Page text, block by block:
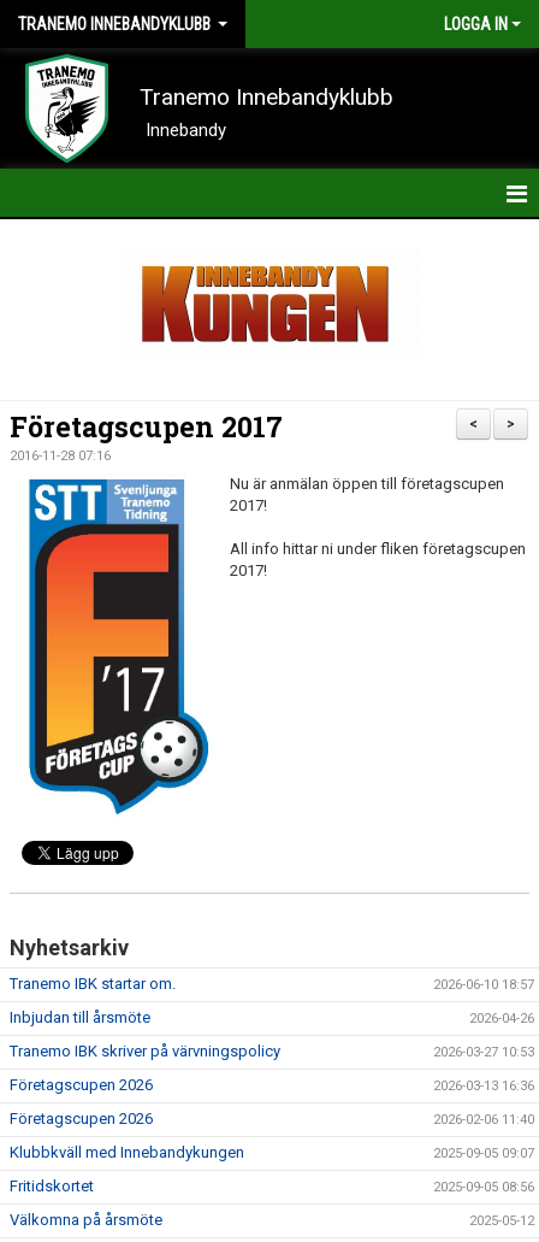
TRANEMO INNEBANDYKLUBB LOGGA IN
Tranemo Innebandyklubb
Innebandy
KALENDER
BILDER
DOKUMENT
FÖRETAGSCUPEN 2026
TRÄNINGSTIDER 2025/26
FÖRENINGSKLÄDER-INNEBANDYKUNGEN
>
<
Företagscupen 2017
2016-11-28 07:16
Nu är anmälan öppen till företagscupen
2017!
All info hittar ni under fliken företagscupen
2017!
Nyhetsarkiv
Tranemo IBK startar om. 2026-06-10 18:57
Inbjudan till årsmöte 2026-04-26
Tranemo IBK skriver på värvningspolicy 2026-03-27 10:53
Företagscupen 2026 2026-03-13 16:36
Företagscupen 2026 2026-02-06 11:40
Klubbkväll med Innebandykungen 2025-09-05 09:07
Fritidskortet 2025-09-05 08:56
Välkomna på årsmöte 2025-05-12